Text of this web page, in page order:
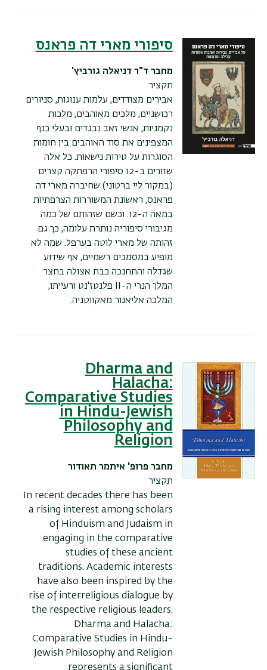
סיפורי מארי דה פראנס
מחברד"ר דניאלה גורביץ'
תקציר
אבירים מצודדים, עלמות ענוגות, סניורים
רכושניים, מלכים מאוהבים, מלכות
נקמניות, אנשי זאב נבגדים ובעלי כנף
המצפינים את סוד האוהבים בין חומות
הסוגרות על טירות נישאות. כל אלה
שזורים ב-12 סיפורי הרפתקה קצרים
(במקור ליי ברטוני) שחיברה מארי דה
פראנס, ראשונת המשוררות הצרפתיות
במאה ה-12. וכשם שזהותם של כמה
מגיבורי סיפוריה נותרת עלומה, כך גם
זהותה של מארי לוטה בערפל. שמה לא
מופיע במסמכים רשמיים, אף שידוע
שגדלה והתחנכה כבת אצולה בחצר
המלך הנרי ה-
פלנטז'נט ורעייתו,
המלכה אליאנור מאקווטניה.
Dharma and
Halacha:
Comparative Studies
in Hindu-Jewish
Philosophy and
Religion
מחבר פרופ' איתמר תאודור
תקציר
In recent decades there has been
a rising interest among scholars
of Hinduism and Judaism in
engaging in the comparative
studies of these ancient
traditions. Academic interests
have also been inspired by the
rise of interreligious dialogue by
the respective religious leaders.
Dharma and Halacha:
Comparative Studies in Hindu-
Jewish Philosophy and Religion
represents a significant